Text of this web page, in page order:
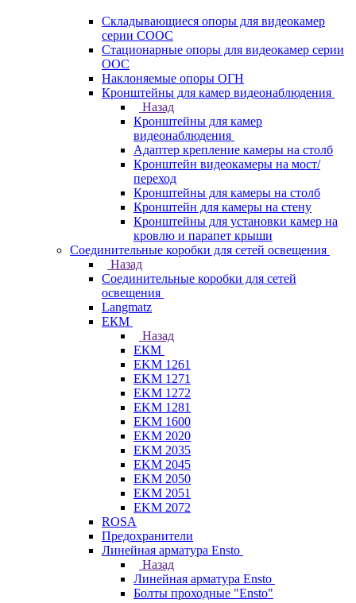
Складывающиеся опоры для видеокамер
серии СООС
Стационарные опоры для видеокамер серии
ООС
Наклоняемые опоры ОГН
Кронштейны для камер видеонаблюдения
Назад
Кронштейны для камер
видеонаблюдения
Адаптер крепление камеры на столб
Кронштейн видеокамеры на мост/
переход
Кронштейны для камеры на столб
Кронштейн для камеры на стену
Кронштейны для установки камер на
кровлю и парапет крыши
Соединительные коробки для сетей освещения
Назад
Соединительные коробки для сетей
освещения
Langmatz
ЕКМ
Назад
ЕКМ
EKM 1261
EKM 1271
EKM 1272
EKM 1281
EKM 1600
EKM 2020
EKM 2035
EKM 2045
EKM 2050
EKM 2051
EKM 2072
ROSA
Предохранители
Линейная арматура Ensto
Назад
Линейная арматура Ensto
Болты проходные "Ensto"